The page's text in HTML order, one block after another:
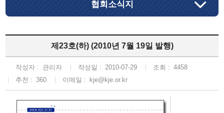
협회소식지
제23호(하) (2010년 7월 19일 발행)
작성자 : 관리자 작성일 : 2010-07-29 조회 : 4458
추천 : 360 이메일 : kje@kje.or.kr